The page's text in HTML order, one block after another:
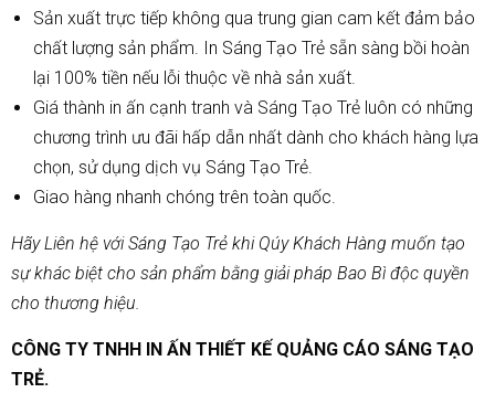
Sản xuất trực tiếp không qua trung gian cam kết đảm bảo
chất lượng sản phẩm. In Sáng Tạo Trẻ sẵn sàng bồi hoàn
lại 100% tiền nếu lỗi thuộc về nhà sản xuất.
Giá thành in ấn cạnh tranh và Sáng Tạo Trẻ luôn có những
chương trình ưu đãi hấp dẫn nhất dành cho khách hàng lựa
chọn, sử dụng dịch vụ Sáng Tạo Trẻ.
Giao hàng nhanh chóng trên toàn quốc.
Hãy Liên hệ với Sáng Tạo Trẻ khi Qúy Khách Hàng muốn tạo
sự khác biệt cho sản phẩm bằng giải pháp Bao Bì độc quyền
cho thương hiệu.
CÔNG TY TNHH IN ẤN THIẾT KẾ QUẢNG CÁO SÁNG TẠO
TRẺ.